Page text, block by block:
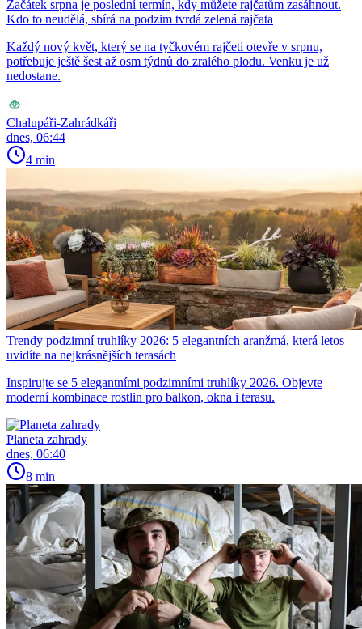
Začátek srpna je poslední termín, kdy můžete rajčatům zasáhnout.
Kdo to neudělá, sbírá na podzim tvrdá zelená rajčata
Každý nový květ, který se na tyčkovém rajčeti otevře v srpnu,
potřebuje ještě šest až osm týdnů do zralého plodu. Venku je už
nedostane.
Chalupáři-Zahrádkáři
dnes, 06:44
4 min
Trendy podzimní truhlíky 2026: 5 elegantních aranžmá, která letos
uvidíte na nejkrásnějších terasách
Inspirujte se 5 elegantními podzimními truhlíky 2026. Objevte
moderní kombinace rostlin pro balkon, okna i terasu.
Planeta zahrady
dnes, 06:40
8 min